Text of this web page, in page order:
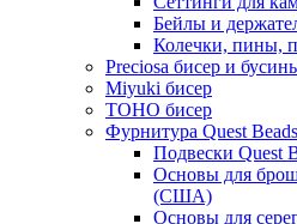
Бейлы и
Колечки, пины,
Preciosa бисер и
Miyuki бисер
TOHO бисер
Фурнитура Quest
Подвески Quest
Основы для
(США)
Основы для